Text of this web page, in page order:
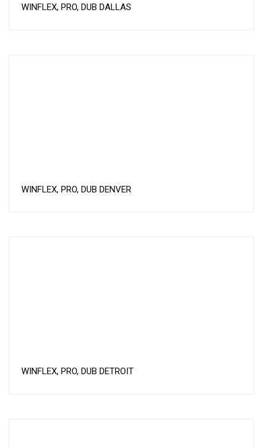
WINFLEX, PRO, DUB DALLAS
WINFLEX, PRO, DUB DENVER
WINFLEX, PRO, DUB DETROIT